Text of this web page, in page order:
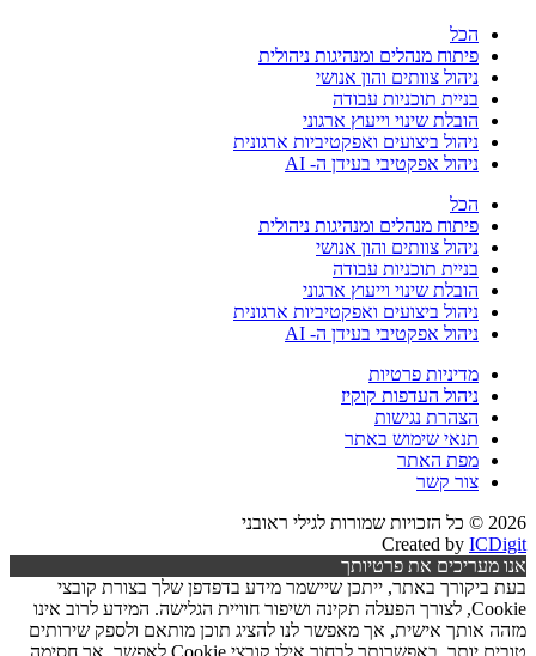
הכל
פיתוח מנהלים ומנהיגות ניהולית
ניהול צוותים והון אנושי
בניית תוכניות עבודה
הובלת שינוי וייעוץ ארגוני
ניהול ביצועים ואפקטיביות ארגונית
ניהול אפקטיבי בעידן ה- AI
הכל
פיתוח מנהלים ומנהיגות ניהולית
ניהול צוותים והון אנושי
בניית תוכניות עבודה
הובלת שינוי וייעוץ ארגוני
ניהול ביצועים ואפקטיביות ארגונית
ניהול אפקטיבי בעידן ה- AI
מדיניות פרטיות
ניהול העדפות קוקיז
הצהרת נגישות
תנאי שימוש באתר
מפת האתר
צור קשר
2026 © כל הזכויות שמורות לגילי ראובני
Created by ICDigit
אנו מעריכים את פרטיותך
בעת ביקורך באתר, ייתכן שיישמר מידע בדפדפן שלך בצורת קובצי
Cookie, לצורך הפעלה תקינה ושיפור חוויית הגלישה. המידע לרוב אינו
מזהה אותך אישית, אך מאפשר לנו להציג תוכן מותאם ולספק שירותים